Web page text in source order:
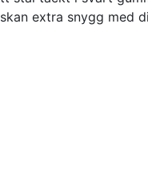
extra snygg med